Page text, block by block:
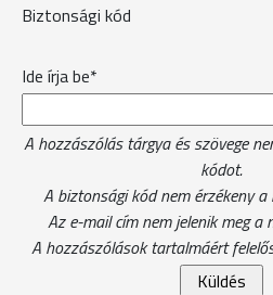
Biztonsági kód
Ide írja be*
A hozzászólás tárgya és szövege
kódot.
A biztonsági kód nem érzékeny a
Az e-mail cím nem jelenik meg a
A hozzászólások tartalmáért